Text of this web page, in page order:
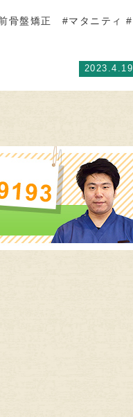
骨盤矯正 #マタニティ #
2023.4.19